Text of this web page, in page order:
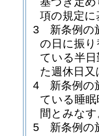
項の規定
3
新条例の
の日に振
ている半
た週休日
4
新条例の
ている睡
間とみな
5
新条例の